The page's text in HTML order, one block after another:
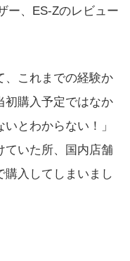
ー、ES-Zのレビュー
、これまでの経験か
初購入予定ではなか
とわからない！」
ていた所、国内店舗
購入してしまいまし